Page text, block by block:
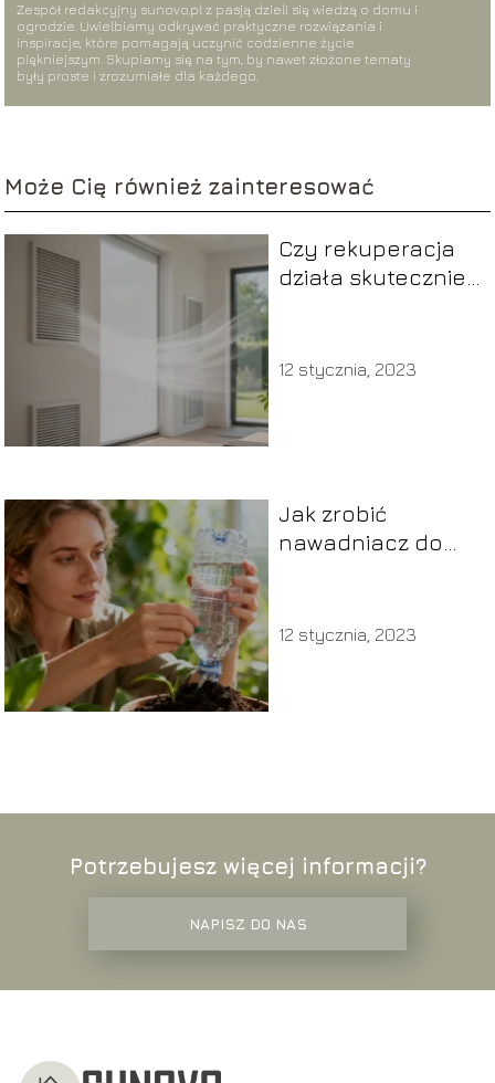
Zespół redakcyjny sunovo.pl z pasją dzieli się wiedzą o domu i
ogrodzie. Uwielbiamy odkrywać praktyczne rozwiązania i
inspiracje, które pomagają uczynić codzienne życie
piękniejszym. Skupiamy się na tym, by nawet złożone tematy
były proste i zrozumiałe dla każdego.
Może Cię również zainteresować
Czy rekuperacja
działa skutecznie
12 stycznia, 2023
Jak zrobić
nawadniacz do
12 stycznia, 2023
Potrzebujesz więcej informacji?
NAPISZ DO NAS